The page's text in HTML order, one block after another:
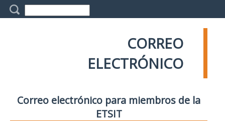
CORREO
ELECTRÓNICO
Correo electrónico para miembros de la
ETSIT